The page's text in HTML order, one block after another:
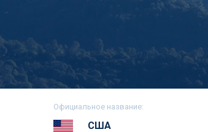
Официальное название:
США